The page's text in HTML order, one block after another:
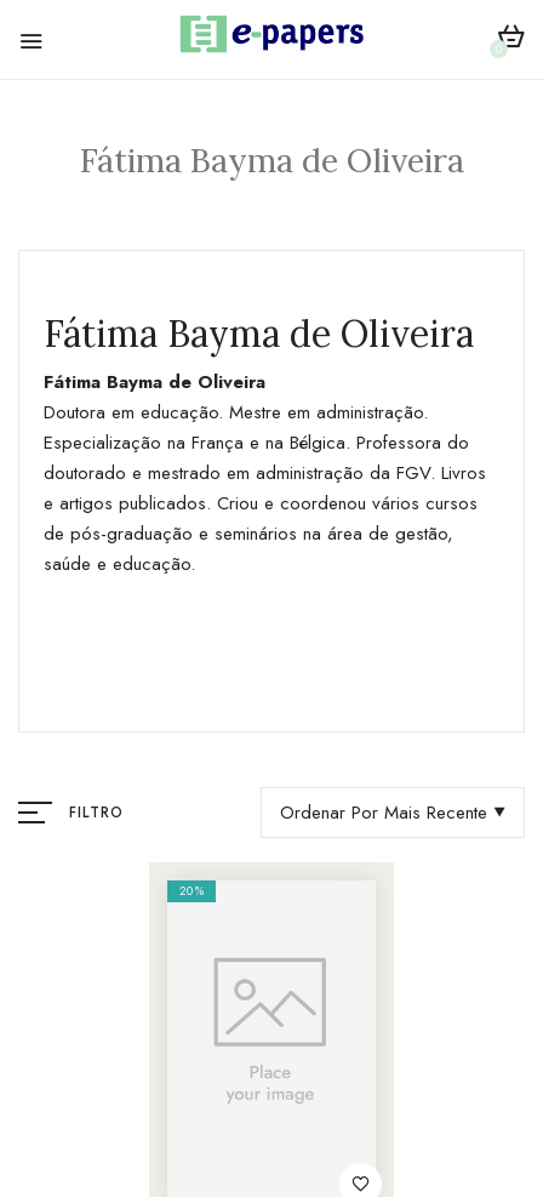
0
Fátima Bayma de Oliveira
Fátima Bayma de Oliveira
Fátima Bayma de Oliveira
Doutora em educação. Mestre em administração.
Especialização na França e na Bélgica. Professora do
doutorado e mestrado em administração da FGV. Livros
e artigos publicados. Criou e coordenou vários cursos
de pós-graduação e seminários na área de gestão,
saúde e educação.
FILTRO Ordenar Por Mais Recente
20%